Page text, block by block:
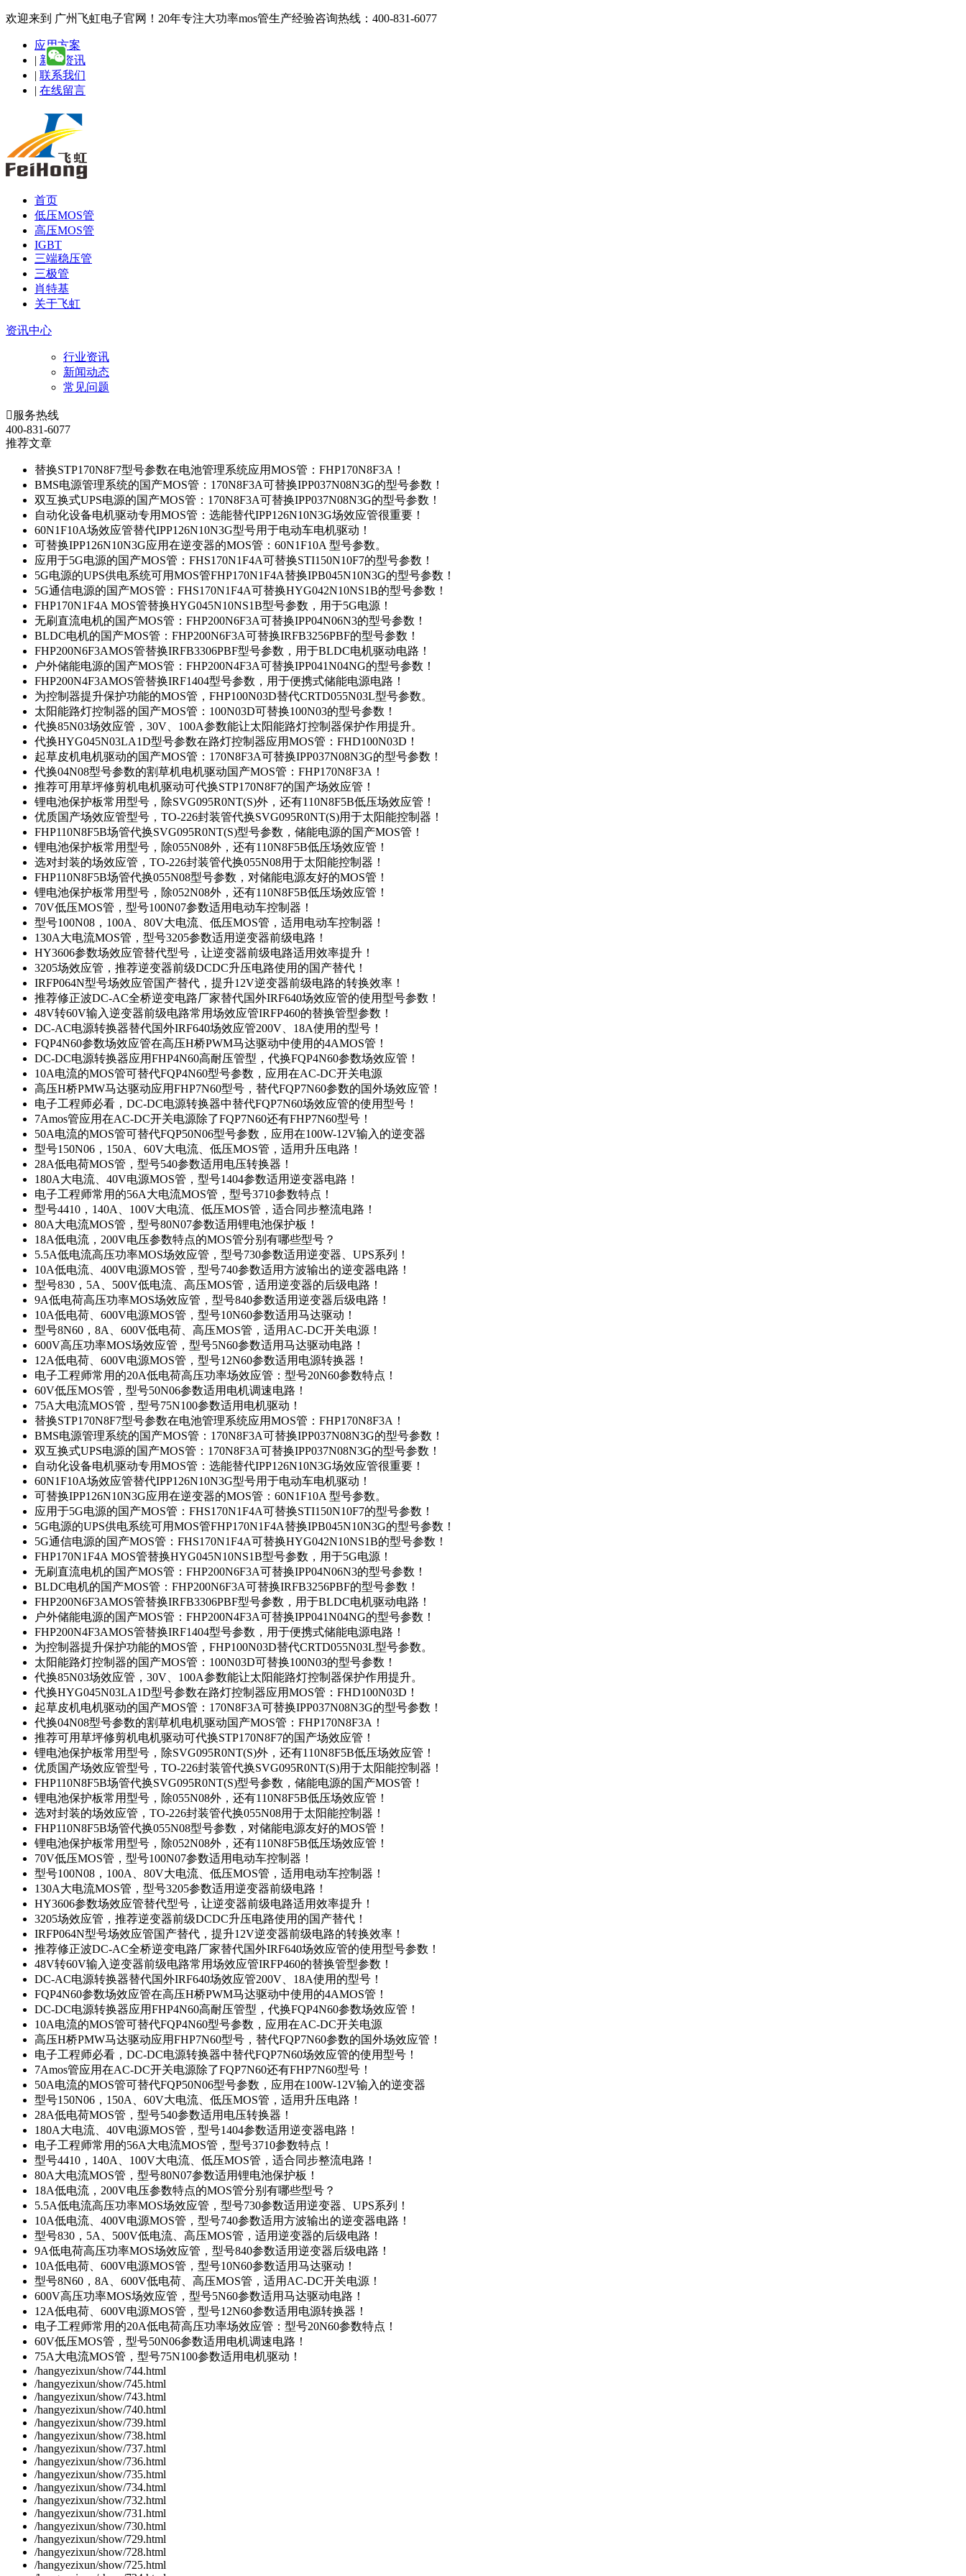
欢迎来到 广州飞虹电子官网！20年专注大功率mos管生产经验咨询热线：400-831-6077
应用方案
| 新闻资讯
| 联系我们
| 在线留言
首页
低压MOS管
高压MOS管
IGBT
三端稳压管
三极管
肖特基
关于飞虹
资讯中心
行业资讯
新闻动态
常见问题
 服务热线
400-831-6077
推荐文章
替换STP170N8F7型号参数在电池管理系统应用MOS管：FHP170N8F3A！
BMS电源管理系统的国产MOS管：170N8F3A可替换IPP037N08N3G的型号参数！
双互换式UPS电源的国产MOS管：170N8F3A可替换IPP037N08N3G的型号参数！
自动化设备电机驱动专用MOS管：选能替代IPP126N10N3G场效应管很重要！
60N1F10A场效应管替代IPP126N10N3G型号用于电动车电机驱动！
可替换IPP126N10N3G应用在逆变器的MOS管：60N1F10A 型号参数。
应用于5G电源的国产MOS管：FHS170N1F4A可替换STI150N10F7的型号参数！
5G电源的UPS供电系统可用MOS管FHP170N1F4A替换IPB045N10N3G的型号参数！
5G通信电源的国产MOS管：FHS170N1F4A可替换HYG042N10NS1B的型号参数！
FHP170N1F4A MOS管替换HYG045N10NS1B型号参数，用于5G电源！
无刷直流电机的国产MOS管：FHP200N6F3A可替换IPP04N06N3的型号参数！
BLDC电机的国产MOS管：FHP200N6F3A可替换IRFB3256PBF的型号参数！
FHP200N6F3AMOS管替换IRFB3306PBF型号参数，用于BLDC电机驱动电路！
户外储能电源的国产MOS管：FHP200N4F3A可替换IPP041N04NG的型号参数！
FHP200N4F3AMOS管替换IRF1404型号参数，用于便携式储能电源电路！
为控制器提升保护功能的MOS管，FHP100N03D替代CRTD055N03L型号参数。
太阳能路灯控制器的国产MOS管：100N03D可替换100N03的型号参数！
代换85N03场效应管，30V、100A参数能让太阳能路灯控制器保护作用提升。
代换HYG045N03LA1D型号参数在路灯控制器应用MOS管：FHD100N03D！
起草皮机电机驱动的国产MOS管：170N8F3A可替换IPP037N08N3G的型号参数！
代换04N08型号参数的割草机电机驱动国产MOS管：FHP170N8F3A！
推荐可用草坪修剪机电机驱动可代换STP170N8F7的国产场效应管！
锂电池保护板常用型号，除SVG095R0NT(S)外，还有110N8F5B低压场效应管！
优质国产场效应管型号，TO-226封装管代换SVG095R0NT(S)用于太阳能控制器！
FHP110N8F5B场管代换SVG095R0NT(S)型号参数，储能电源的国产MOS管！
锂电池保护板常用型号，除055N08外，还有110N8F5B低压场效应管！
选对封装的场效应管，TO-226封装管代换055N08用于太阳能控制器！
FHP110N8F5B场管代换055N08型号参数，对储能电源友好的MOS管！
锂电池保护板常用型号，除052N08外，还有110N8F5B低压场效应管！
70V低压MOS管，型号100N07参数适用电动车控制器！
型号100N08，100A、80V大电流、低压MOS管，适用电动车控制器！
130A大电流MOS管，型号3205参数适用逆变器前级电路！
HY3606参数场效应管替代型号，让逆变器前级电路适用效率提升！
3205场效应管，推荐逆变器前级DCDC升压电路使用的国产替代！
IRFP064N型号场效应管国产替代，提升12V逆变器前级电路的转换效率！
推荐修正波DC-AC全桥逆变电路厂家替代国外IRF640场效应管的使用型号参数！
48V转60V输入逆变器前级电路常用场效应管IRFP460的替换管型参数！
DC-AC电源转换器替代国外IRF640场效应管200V、18A使用的型号！
FQP4N60参数场效应管在高压H桥PWM马达驱动中使用的4AMOS管！
DC-DC电源转换器应用FHP4N60高耐压管型，代换FQP4N60参数场效应管！
10A电流的MOS管可替代FQP4N60型号参数，应用在AC-DC开关电源
高压H桥PMW马达驱动应用FHP7N60型号，替代FQP7N60参数的国外场效应管！
电子工程师必看，DC-DC电源转换器中替代FQP7N60场效应管的使用型号！
7Amos管应用在AC-DC开关电源除了FQP7N60还有FHP7N60型号！
50A电流的MOS管可替代FQP50N06型号参数，应用在100W-12V输入的逆变器
型号150N06，150A、60V大电流、低压MOS管，适用升压电路！
28A低电荷MOS管，型号540参数适用电压转换器！
180A大电流、40V电源MOS管，型号1404参数适用逆变器电路！
电子工程师常用的56A大电流MOS管，型号3710参数特点！
型号4410，140A、100V大电流、低压MOS管，适合同步整流电路！
80A大电流MOS管，型号80N07参数适用锂电池保护板！
18A低电流，200V电压参数特点的MOS管分别有哪些型号？
5.5A低电流高压功率MOS场效应管，型号730参数适用逆变器、UPS系列！
10A低电流、400V电源MOS管，型号740参数适用方波输出的逆变器电路！
型号830，5A、500V低电流、高压MOS管，适用逆变器的后级电路！
9A低电荷高压功率MOS场效应管，型号840参数适用逆变器后级电路！
10A低电荷、600V电源MOS管，型号10N60参数适用马达驱动！
型号8N60，8A、600V低电荷、高压MOS管，适用AC-DC开关电源！
600V高压功率MOS场效应管，型号5N60参数适用马达驱动电路！
12A低电荷、600V电源MOS管，型号12N60参数适用电源转换器！
电子工程师常用的20A低电荷高压功率场效应管：型号20N60参数特点！
60V低压MOS管，型号50N06参数适用电机调速电路！
75A大电流MOS管，型号75N100参数适用电机驱动！
替换STP170N8F7型号参数在电池管理系统应用MOS管：FHP170N8F3A！
BMS电源管理系统的国产MOS管：170N8F3A可替换IPP037N08N3G的型号参数！
双互换式UPS电源的国产MOS管：170N8F3A可替换IPP037N08N3G的型号参数！
自动化设备电机驱动专用MOS管：选能替代IPP126N10N3G场效应管很重要！
60N1F10A场效应管替代IPP126N10N3G型号用于电动车电机驱动！
可替换IPP126N10N3G应用在逆变器的MOS管：60N1F10A 型号参数。
应用于5G电源的国产MOS管：FHS170N1F4A可替换STI150N10F7的型号参数！
5G电源的UPS供电系统可用MOS管FHP170N1F4A替换IPB045N10N3G的型号参数！
5G通信电源的国产MOS管：FHS170N1F4A可替换HYG042N10NS1B的型号参数！
FHP170N1F4A MOS管替换HYG045N10NS1B型号参数，用于5G电源！
无刷直流电机的国产MOS管：FHP200N6F3A可替换IPP04N06N3的型号参数！
BLDC电机的国产MOS管：FHP200N6F3A可替换IRFB3256PBF的型号参数！
FHP200N6F3AMOS管替换IRFB3306PBF型号参数，用于BLDC电机驱动电路！
户外储能电源的国产MOS管：FHP200N4F3A可替换IPP041N04NG的型号参数！
FHP200N4F3AMOS管替换IRF1404型号参数，用于便携式储能电源电路！
为控制器提升保护功能的MOS管，FHP100N03D替代CRTD055N03L型号参数。
太阳能路灯控制器的国产MOS管：100N03D可替换100N03的型号参数！
代换85N03场效应管，30V、100A参数能让太阳能路灯控制器保护作用提升。
代换HYG045N03LA1D型号参数在路灯控制器应用MOS管：FHD100N03D！
起草皮机电机驱动的国产MOS管：170N8F3A可替换IPP037N08N3G的型号参数！
代换04N08型号参数的割草机电机驱动国产MOS管：FHP170N8F3A！
推荐可用草坪修剪机电机驱动可代换STP170N8F7的国产场效应管！
锂电池保护板常用型号，除SVG095R0NT(S)外，还有110N8F5B低压场效应管！
优质国产场效应管型号，TO-226封装管代换SVG095R0NT(S)用于太阳能控制器！
FHP110N8F5B场管代换SVG095R0NT(S)型号参数，储能电源的国产MOS管！
锂电池保护板常用型号，除055N08外，还有110N8F5B低压场效应管！
选对封装的场效应管，TO-226封装管代换055N08用于太阳能控制器！
FHP110N8F5B场管代换055N08型号参数，对储能电源友好的MOS管！
锂电池保护板常用型号，除052N08外，还有110N8F5B低压场效应管！
70V低压MOS管，型号100N07参数适用电动车控制器！
型号100N08，100A、80V大电流、低压MOS管，适用电动车控制器！
130A大电流MOS管，型号3205参数适用逆变器前级电路！
HY3606参数场效应管替代型号，让逆变器前级电路适用效率提升！
3205场效应管，推荐逆变器前级DCDC升压电路使用的国产替代！
IRFP064N型号场效应管国产替代，提升12V逆变器前级电路的转换效率！
推荐修正波DC-AC全桥逆变电路厂家替代国外IRF640场效应管的使用型号参数！
48V转60V输入逆变器前级电路常用场效应管IRFP460的替换管型参数！
DC-AC电源转换器替代国外IRF640场效应管200V、18A使用的型号！
FQP4N60参数场效应管在高压H桥PWM马达驱动中使用的4AMOS管！
DC-DC电源转换器应用FHP4N60高耐压管型，代换FQP4N60参数场效应管！
10A电流的MOS管可替代FQP4N60型号参数，应用在AC-DC开关电源
高压H桥PMW马达驱动应用FHP7N60型号，替代FQP7N60参数的国外场效应管！
电子工程师必看，DC-DC电源转换器中替代FQP7N60场效应管的使用型号！
7Amos管应用在AC-DC开关电源除了FQP7N60还有FHP7N60型号！
50A电流的MOS管可替代FQP50N06型号参数，应用在100W-12V输入的逆变器
型号150N06，150A、60V大电流、低压MOS管，适用升压电路！
28A低电荷MOS管，型号540参数适用电压转换器！
180A大电流、40V电源MOS管，型号1404参数适用逆变器电路！
电子工程师常用的56A大电流MOS管，型号3710参数特点！
型号4410，140A、100V大电流、低压MOS管，适合同步整流电路！
80A大电流MOS管，型号80N07参数适用锂电池保护板！
18A低电流，200V电压参数特点的MOS管分别有哪些型号？
5.5A低电流高压功率MOS场效应管，型号730参数适用逆变器、UPS系列！
10A低电流、400V电源MOS管，型号740参数适用方波输出的逆变器电路！
型号830，5A、500V低电流、高压MOS管，适用逆变器的后级电路！
9A低电荷高压功率MOS场效应管，型号840参数适用逆变器后级电路！
10A低电荷、600V电源MOS管，型号10N60参数适用马达驱动！
型号8N60，8A、600V低电荷、高压MOS管，适用AC-DC开关电源！
600V高压功率MOS场效应管，型号5N60参数适用马达驱动电路！
12A低电荷、600V电源MOS管，型号12N60参数适用电源转换器！
电子工程师常用的20A低电荷高压功率场效应管：型号20N60参数特点！
60V低压MOS管，型号50N06参数适用电机调速电路！
75A大电流MOS管，型号75N100参数适用电机驱动！
/hangyezixun/show/744.html
/hangyezixun/show/745.html
/hangyezixun/show/743.html
/hangyezixun/show/740.html
/hangyezixun/show/739.html
/hangyezixun/show/738.html
/hangyezixun/show/737.html
/hangyezixun/show/736.html
/hangyezixun/show/735.html
/hangyezixun/show/734.html
/hangyezixun/show/732.html
/hangyezixun/show/731.html
/hangyezixun/show/730.html
/hangyezixun/show/729.html
/hangyezixun/show/728.html
/hangyezixun/show/725.html